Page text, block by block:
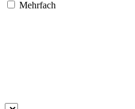
Mehrfach